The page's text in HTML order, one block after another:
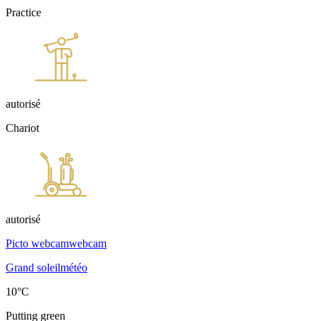
Practice
autorisé
Chariot
autorisé
Picto webcamwebcam
Grand soleilmétéo
10°C
Putting green